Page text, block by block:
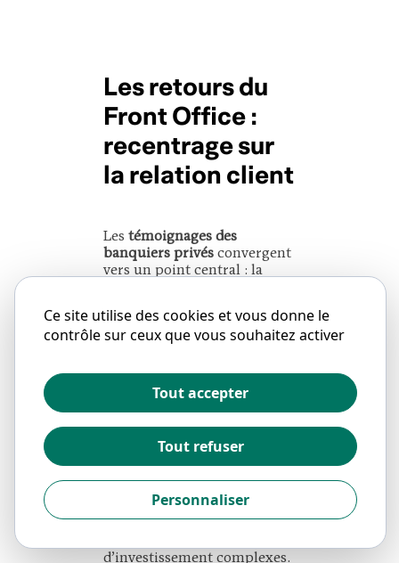
Les retours du
Front Office :
recentrage sur
la relation client
Les témoignages des
banquiers privés convergent
vers un point central : la
l’intégration, un gestionnaire
de fortunepouvait consacrer
chercher des informations, à
remplir des formulaires de
mise en conformité ou à
consolider manuellement
des reportings. AvecS2i
automatisation des
profit exclusif de la gestion
de la relation client, de la
prospection et de
d’investissement complexes.
Ce site utilise des cookies et vous donne le
contrôle sur ceux que vous souhaitez activer
Tout accepter
Tout refuser
Personnaliser